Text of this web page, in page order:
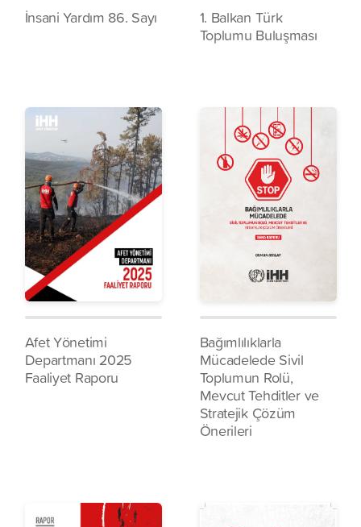
İnsani Yardım 86. Sayı
1. Balkan Türk
Toplumu Buluşması
Afet Yönetimi
Departmanı 2025
Faaliyet Raporu
Bağımlılıklarla
Mücadelede Sivil
Toplumun Rolü,
Mevcut Tehditler ve
Stratejik Çözüm
Önerileri